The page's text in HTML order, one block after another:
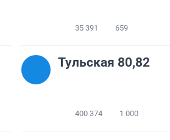
35 391 659
Тульская 80,82
400 374 1 000